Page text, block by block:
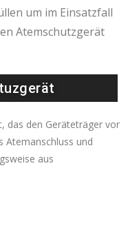
um im Einsatzfall
Atemschutzgerät
das den Geräteträger vor
Atemanschluss und
aus